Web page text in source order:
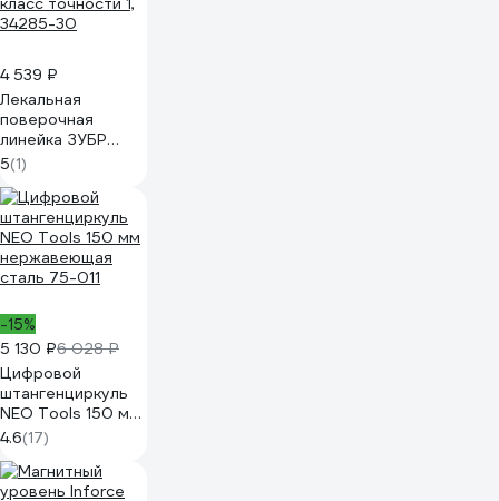
4 539 ₽
Лекальная
поверочная
линейка ЗУБР
ЛД-300, 320 мм,
класс точности 1,
34285-30
5(1)
-15%
5 130 ₽6 028 ₽
Цифровой
штангенциркуль
NEO Tools 150 мм
нержавеющая
сталь 75-011
4.6(17)